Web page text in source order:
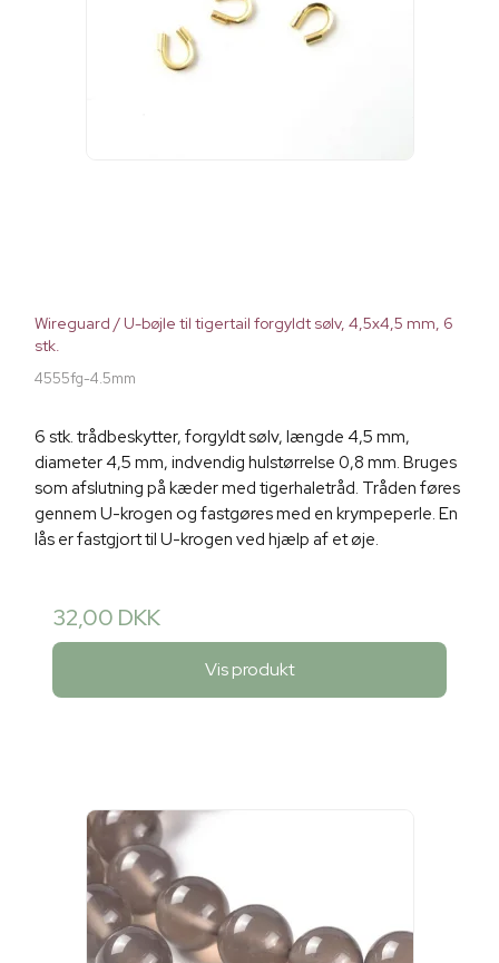
Wireguard / U-bøjle til tigertail forgyldt sølv, 4,5x4,5 mm, 6
stk.
4555fg-4.5mm
6 stk. trådbeskytter, forgyldt sølv, længde 4,5 mm,
diameter 4,5 mm, indvendig hulstørrelse 0,8 mm. Bruges
som afslutning på kæder med tigerhaletråd. Tråden føres
gennem U-krogen og fastgøres med en krympeperle. En
lås er fastgjort til U-krogen ved hjælp af et øje.
32,00 DKK
Vis produkt